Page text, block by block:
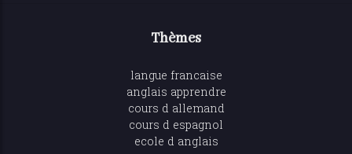
Thèmes
langue francaise
anglais apprendre
cours d allemand
cours d espagnol
ecole d anglais